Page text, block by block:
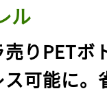
ル
売りPETボ
可能に。